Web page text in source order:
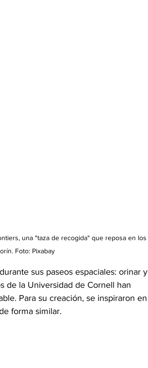
una "taza de recogida" que reposa en los
Foto: Pixabay
sus paseos espaciales: orinar y
de la Universidad de Cornell han
Para su creación, se inspiraron en
forma similar.